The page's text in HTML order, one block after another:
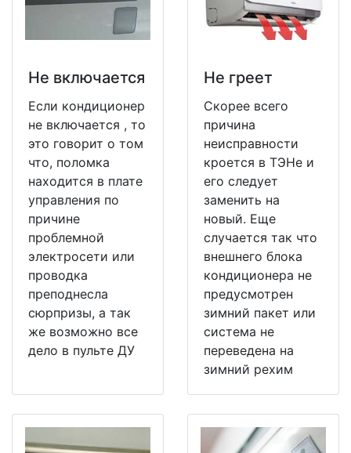
Не включается
Если кондиционер
не включается , то
это говорит о том
что, поломка
находится в плате
управления по
причине
проблемной
электросети или
проводка
преподнесла
сюрпризы, а так
же возможно все
дело в пульте ДУ
Не греет
Скорее всего
причина
неисправности
кроется в ТЭНе и
его следует
заменить на
новый. Еще
случается так что
внешнего блока
кондиционера не
предусмотрен
зимний пакет или
система не
переведена на
зимний рехим